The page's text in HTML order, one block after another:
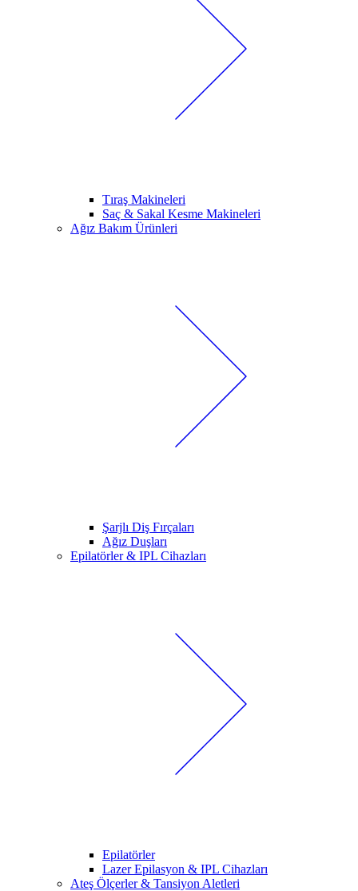
Tıraş Makineleri
Saç & Sakal Kesme Makineleri
Ağız Bakım Ürünleri
Şarjlı Diş Fırçaları
Ağız Duşları
Epilatörler & IPL Cihazları
Epilatörler
Lazer Epilasyon & IPL Cihazları
Ateş Ölçerler & Tansiyon Aletleri